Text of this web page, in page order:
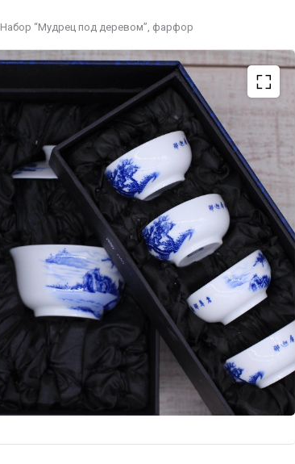
Набор “Мудрец под деревом”, фарфор